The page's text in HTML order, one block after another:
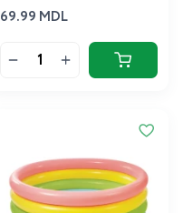
69.99 MDL